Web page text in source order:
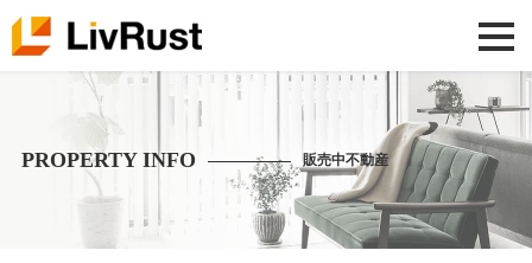
PROPERTY INFO 販売中不動産